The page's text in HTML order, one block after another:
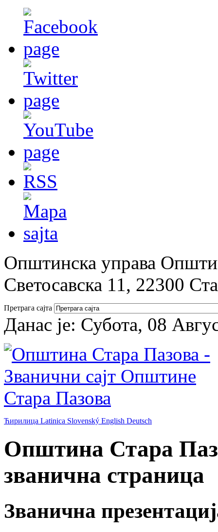
Општинска управа
Светосавска 11, 22300
Претрага сајта
Данас је: Субота, 08
Ћирилица Latinica Slovenský English Deutsch
Општина Стара
званична страница
Званична